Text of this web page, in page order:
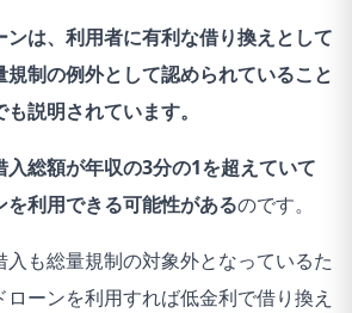
ンは、利用者に有利な借り換えとして
制の例外として認められていること
も説明されています。
入総額が年収の3分の1を超えていて
を利用できる可能性があるのです。
入も総量規制の対象外となっているた
ーンを利用すれば低金利で借り換え